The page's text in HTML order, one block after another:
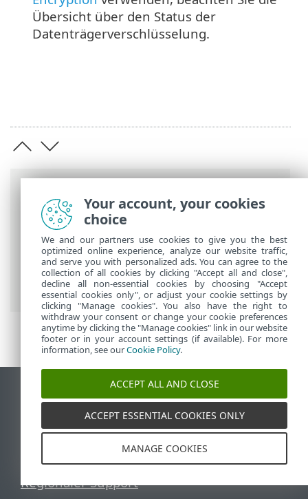
ESET Online-Hilfe
Prem >Verwendung von ESET PROTECT
On-Prem>ESET PROTECT On-Prem
Hauptmenü >Computer>
Computerdetails
Übersicht über den Status der
Datenträgerverschlüsselung.
Desktop-Site anzeigen
ESET Knowledgebase
ESET Status Portal
Regionaler Support
Your account, your cookies
choice
We and our partners use cookies to give you the best
optimized online experience, analyze our website traffic,
and serve you with personalized ads. You can agree to the
collection of all cookies by clicking "Accept all and close",
decline all non-essential cookies by choosing "Accept
essential cookies only", or adjust your cookie settings by
clicking "Manage cookies". You also have the right to
withdraw your consent or change your cookie preferences
anytime by clicking the "Manage cookies" link in our website
footer or in your account settings (if available). For more
information, see ourCookie Policy.
ACCEPT ALL AND CLOSE
ACCEPT ESSENTIAL COOKIES ONLY
MANAGE COOKIES